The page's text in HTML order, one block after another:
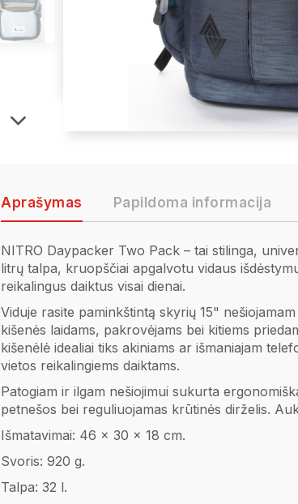
Aprašymas Papildoma informacija
NITRO Daypacker Two Pack – tai stilinga,
litrų talpa, kruopščiai apgalvotu vidaus
reikalingus daiktus visai dienai.
Viduje rasite paminkštintą skyrių 15"
kišenės laidams, pakrovėjams bei kitiems
kišenėlė idealiai tiks akiniams ar išmaniajam
vietos reikalingiems daiktams.
Patogiam ir ilgam nešiojimui sukurta
petnešos bei reguliuojamas krūtinės dirželis.
Išmatavimai: 46 x 30 x 18 cm.
Svoris: 920 g.
Talpa: 32 l.